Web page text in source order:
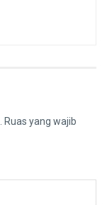
Ruas yang wajib